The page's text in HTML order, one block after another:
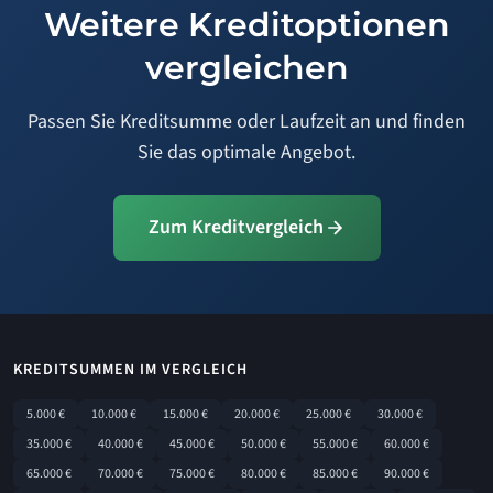
Weitere Kreditoptionen
vergleichen
Passen Sie Kreditsumme oder Laufzeit an und finden
Sie das optimale Angebot.
Zum Kreditvergleich
KREDITSUMMEN IM VERGLEICH
5.000 € 10.000 € 15.000 € 20.000 € 25.000 €
30.000 €
35.000 €
40.000 € 45.000 € 50.000 € 55.000 €
60.000 €
65.000 €
70.000 € 75.000 € 80.000 € 85.000 €
90.000 €